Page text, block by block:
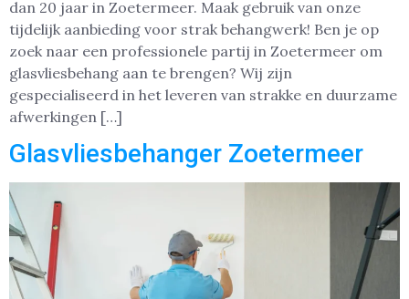
dan 20 jaar in Zoetermeer. Maak gebruik van onze
tijdelijk aanbieding voor strak behangwerk! Ben je op
zoek naar een professionele partij in Zoetermeer om
glasvliesbehang aan te brengen? Wij zijn
gespecialiseerd in het leveren van strakke en duurzame
afwerkingen […]
Glasvliesbehanger Zoetermeer